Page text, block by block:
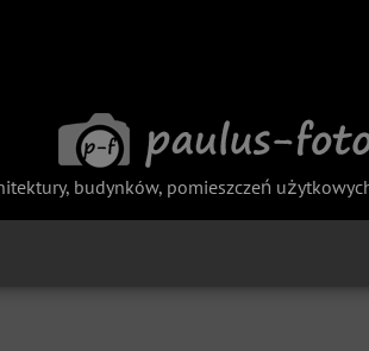
budynków, pomieszczeń
- zdjęcia produktów